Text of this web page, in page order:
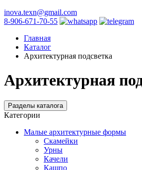
inova.texn@gmail.com
8-906-671-70-55
Главная
Каталог
Архитектурная подсветка
Архитектурная
Разделы каталога
Категории
Малые архитектурные формы
Скамейки
Урны
Качели
Кашпо